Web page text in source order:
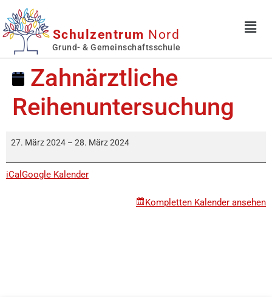
Schulzentrum Nord
Grund- & Gemeinschaftsschule
Zahnärztliche
Reihenuntersuchung
27. März 2024 – 28. März 2024
iCal Google Kalender
Kompletten Kalender ansehen